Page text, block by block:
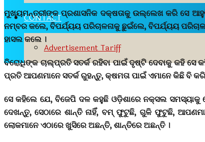
CONTACT
Advertisement Tariff
ମୁଖ୍ୟମନ୍ତ୍ରୀଙ୍କ ପ୍ରଶାସନିକ ଦକ୍ଷତାକୁ ଉଲ୍ଲେଖ କରି ସେ
ନମ୍ବର କଲେ, ବିପର୍ଯ୍ୟୟ ପରିଚାଳନାକୁ ଛୁଇଁଲେ, ବିପର୍ଯ୍ୟୟ
ହାସଲ କଲେ ।
ବିରୋଧିଙ୍କ ଚାଲ୍‍ପ୍ରତି ସତର୍କ ରହିବା ପାଇଁ ଦୃଷ୍ଟି ଦେବାକୁ କହି
ପ୍ରତି ଆପଣମାନେ ସତର୍କ ରୁହନ୍ତୁ, କ୍ଷମତା ପାଇଁ ଏମାନେ କିଛି ବି
ସେ କହିଲେ ଯେ, ବିଜେପି ଦଳ କହୁଛି ଓଡ଼ିଶାରେ ନକ୍ସଲ ସମସ୍ୟାକୁ
ଦେଖନ୍ତୁ, ସେଠାରେ ଶାନ୍ତି ନାହିଁ, ବମ୍‌ ଫୁଟୁଛି, ଗୁଳି ଫୁଟୁଛି,
ଲୋକମାନେ ଏଠାରେ ଖୁସିରେ ଅଛନ୍ତି, ଶାନ୍ତିରେ ଅଛନ୍ତି ।